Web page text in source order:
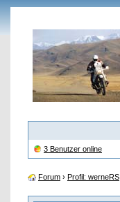
3 Benutzer online
Forum › Profil: werneRS